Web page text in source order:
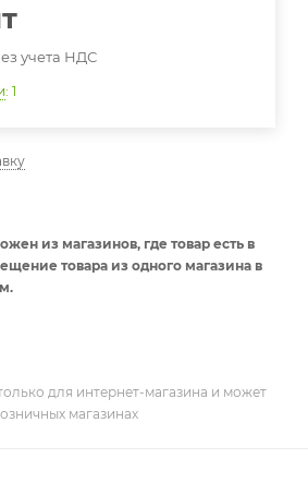
учета НДС
: 1
из магазинов, где товар есть в
товара из одного магазина в
для интернет-магазина и может
магазинах